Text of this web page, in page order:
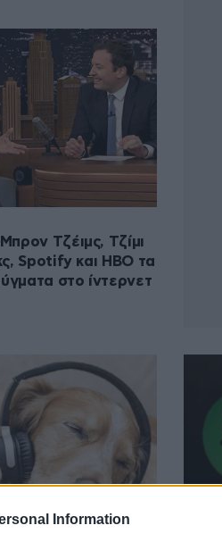
Information
Τζέιμς, Τζίμι
Spotify και HBO τα
στο ίντερνετ